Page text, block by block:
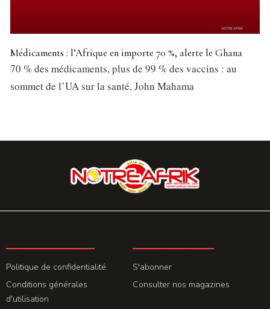
Médicaments : l’Afrique en importe 70 %, alerte le Ghana
70 % des médicaments, plus de 99 % des vaccins : au
sommet de l’UA sur la santé, John Mahama
Politique de confidentialité
Conditions générales
d'utilisation
S'abonner
Consulter nos magazines